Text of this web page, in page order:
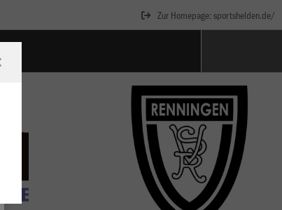
Zur Homepage: sportshelden.de/